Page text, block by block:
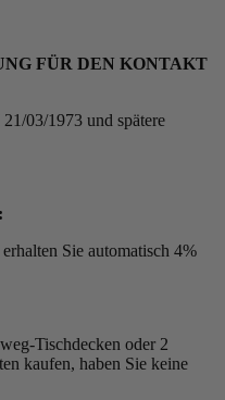
FÜR DEN KONTAKT
03/1973 und spätere
Sie automatisch 4%
Tischdecken oder 2
kaufen, haben Sie keine